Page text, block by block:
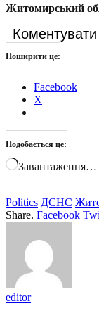
Житомирський
Коментувати
Поширити це:
Facebook
X
Подобається це:
Завантаження…
Politics ДСНС
Share. Facebook
editor